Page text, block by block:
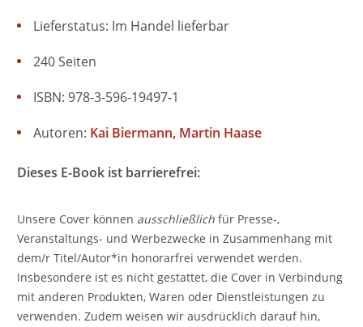
Lieferstatus: Im Handel lieferbar
ISBN: 978-3-596-19497-1
240 Seiten
Autoren: Kai Biermann Martin Haase
Dieses E-Book ist barrierefrei:
Unsere Cover können ausschließlichfür Presse-,
Veranstaltungs- und Werbezwecke in Zusammenhang mit
dem/r Titel/Autor*in honorarfrei verwendet werden.
Insbesondere ist es nicht gestattet, die Cover in Verbindung
mit anderen Produkten, Waren oder Dienstleistungen zu
verwenden. Zudem weisen wir ausdrücklich darauf hin,